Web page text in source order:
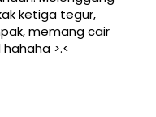
ketiga tegur,
memang cair
>.<